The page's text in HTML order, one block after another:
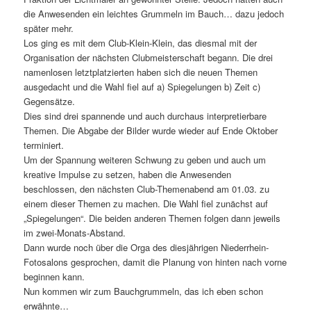
die Anwesenden ein leichtes Grummeln im Bauch… dazu jedoch
später mehr.
Los ging es mit dem Club-Klein-Klein, das diesmal mit der
Organisation der nächsten Clubmeisterschaft begann. Die drei
namenlosen letztplatzierten haben sich die neuen Themen
ausgedacht und die Wahl fiel auf a) Spiegelungen b) Zeit c)
Gegensätze.
Dies sind drei spannende und auch durchaus interpretierbare
Themen. Die Abgabe der Bilder wurde wieder auf Ende Oktober
terminiert.
Um der Spannung weiteren Schwung zu geben und auch um
kreative Impulse zu setzen, haben die Anwesenden
beschlossen, den nächsten Club-Themenabend am 01.03. zu
einem dieser Themen zu machen. Die Wahl fiel zunächst auf
„Spiegelungen“. Die beiden anderen Themen folgen dann jeweils
im zwei-Monats-Abstand.
Dann wurde noch über die Orga des diesjährigen Niederrhein-
Fotosalons gesprochen, damit die Planung von hinten nach vorne
beginnen kann.
Nun kommen wir zum Bauchgrummeln, das ich eben schon
erwähnte…